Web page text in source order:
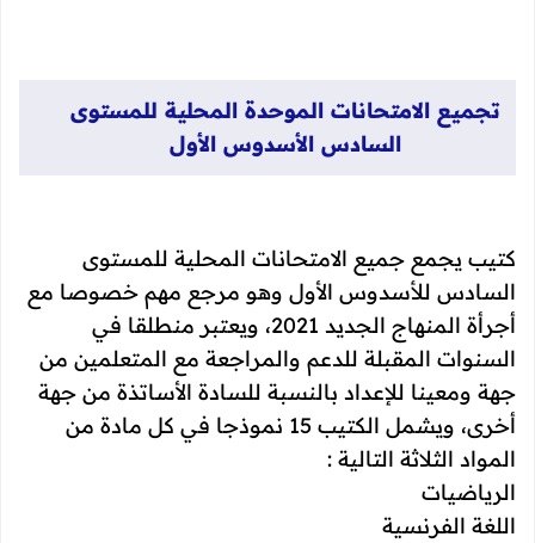
تجميع الامتحانات الموحدة المحلية للمستوى
السادس الأسدوس الأول
كتيب يجمع جميع الامتحانات المحلية للمستوى
السادس للأسدوس الأول وهو مرجع مهم خصوصا مع
أجرأة المنهاج الجديد 2021، ويعتبر منطلقا في
السنوات المقبلة للدعم والمراجعة مع المتعلمين من
جهة ومعينا للإعداد بالنسبة للسادة الأساتذة من جهة
أخرى، ويشمل الكتيب 15 نموذجا في كل مادة من
المواد الثلاثة التالية :
الرياضيات
اللغة الفرنسية